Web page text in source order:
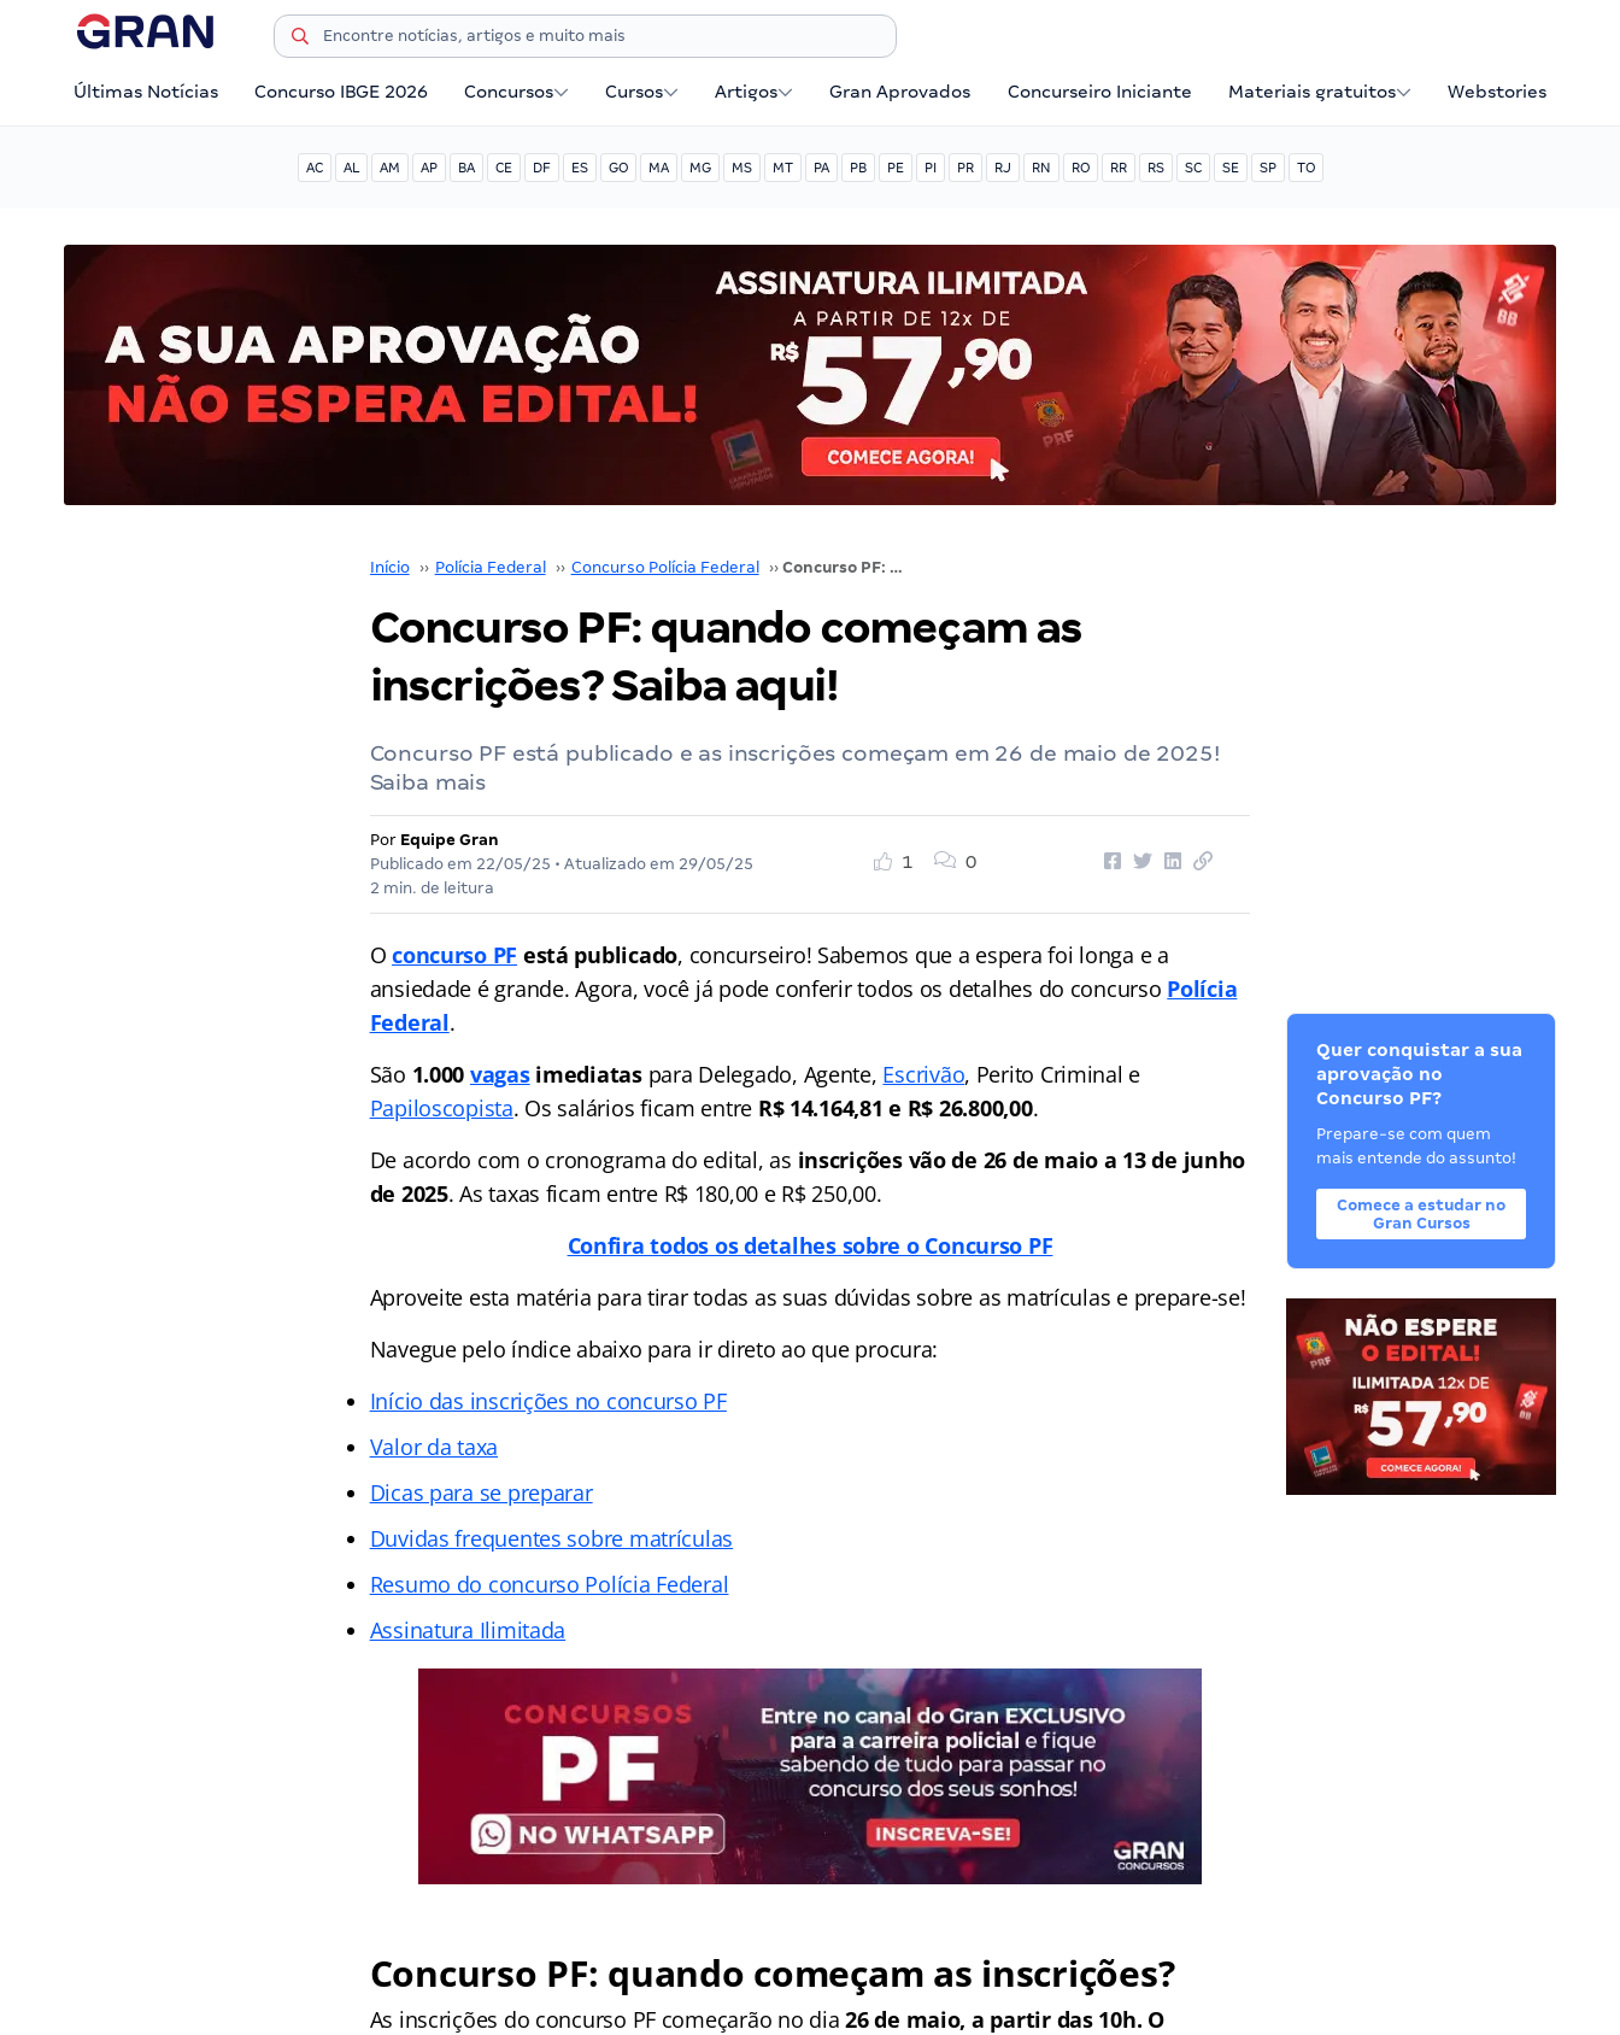
Últimas Notícias Concurso IBGE 2026 Concursos Cursos Artigos Gran Aprovados Concurseiro Iniciante Materiais gratuitos Webstories
AC AL AM AP BA CE DF ES GO MA MG MS MT PA PB PE PI PR RJ RN RO RR RS SC SE SP TO
Início ›› Polícia Federal ›› Concurso Polícia Federal ›› Concurso PF: quando começam as inscrições? Saiba aqui!
Concurso PF: quando começam as
inscrições? Saiba aqui!
Concurso PF está publicado e as inscrições começam em 26 de maio de 2025!
Saiba mais
Por Equipe Gran
Publicado em 22/05/25 • Atualizado em 29/05/25
2 min. de leitura
1 0
Oconcurso PF está publicado, concurseiro! Sabemos que a espera foi longa e a
ansiedade é grande. Agora, você já pode conferir todos os detalhes do concurso Polícia
Federal.
São 1.000 vagasimediatas para Delegado, Agente, Escrivão, Perito Criminal e
Papiloscopista. Os salários ficam entre R$ 14.164,81 e R$ 26.800,00.
De acordo com o cronograma do edital, as inscrições vão de 26 de maio a 13 de junho
de 2025. As taxas ficam entre R$ 180,00 e R$ 250,00.
Confira todos os detalhes sobre o Concurso PF
Aproveite esta matéria para tirar todas as suas dúvidas sobre as matrículas e prepare-se!
Navegue pelo índice abaixo para ir direto ao que procura:
Início das inscrições no concurso PF
Valor da taxa
Dicas para se preparar
Duvidas frequentes sobre matrículas
Resumo do concurso Polícia Federal
Assinatura Ilimitada
Concurso PF: quando começam as inscrições?
As inscrições do concurso PF começarão no dia26 de maio, a partir das 10h. O
Quer conquistar a sua
aprovação no
Concurso PF?
Prepare-se com quem
mais entende do assunto!
Comece a estudar no
Gran Cursos